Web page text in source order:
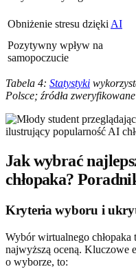
Obniżenie stresu dzięki AI
Pozytywny wpływ na
samopoczucie
Tabela 4: Statystyki
Polsce; źródła
Jak wybrać
chłopaka?
Kryteria wyboru i
Wybór wirtualnego
najwyższą oceną. Kluczowe
o wyborze, to: